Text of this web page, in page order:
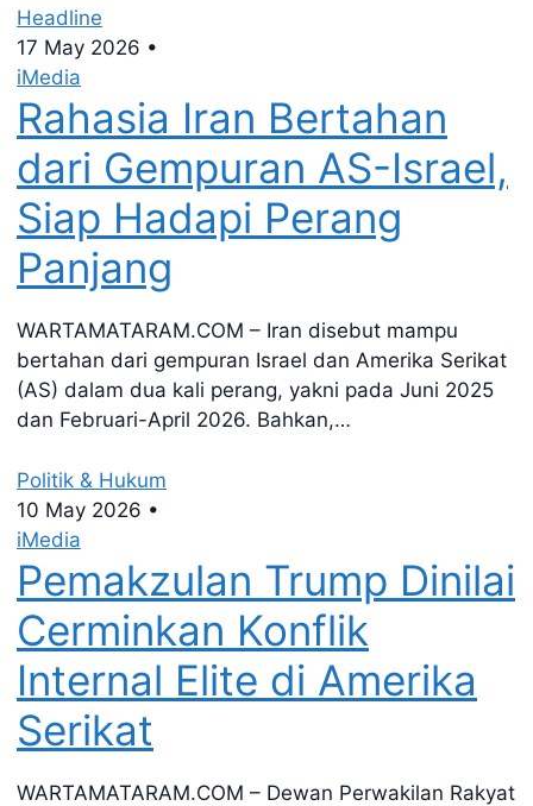
Headline
17 May 2026 •
iMedia
Rahasia Iran Bertahan
dari Gempuran AS-Israel,
Siap Hadapi Perang
Panjang
WARTAMATARAM.COM – Iran disebut mampu
bertahan dari gempuran Israel dan Amerika Serikat
(AS) dalam dua kali perang, yakni pada Juni 2025
dan Februari-April 2026. Bahkan,…
Politik & Hukum
10 May 2026 •
iMedia
Pemakzulan Trump Dinilai
Cerminkan Konflik
Internal Elite di Amerika
Serikat
WARTAMATARAM.COM – Dewan Perwakilan Rakyat